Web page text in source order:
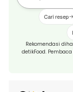
Cari resep
Rekomendasi
detikFood.